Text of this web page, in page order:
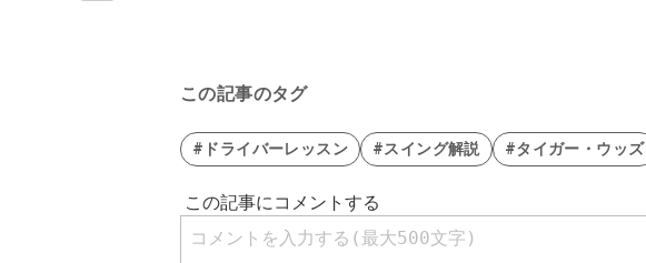
この記事のタグ
#ドライバーレッスン #スイング解説 #タイガー・ウッズ